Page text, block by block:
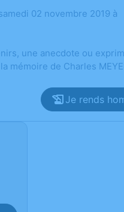
02 novembre 2019 à
une anecdote ou
mémoire de Charles
Je rends